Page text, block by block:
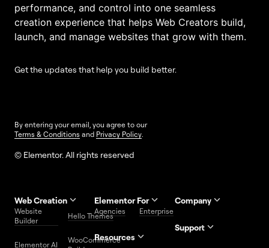
performance, and control into one seamless
creation experience that helps Web Creators build,
launch, and manage websites that grow with them.
Get the updates that help you build better.
By entering your email, you agree to our
Terms & Conditions and Privacy Policy
© Elementor. All rights reserved
Web Creation
Website
Builder
Hello Themes
Elementor AI
WooCommerce
Elementor For
Agencies Enterprise
Resources
Company
Support